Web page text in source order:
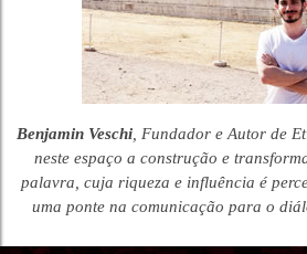
Benjamin Veschi , Fundador e Autor de
neste espaço a construção e
palavra, cuja riqueza e influência é
uma ponte na comunicação para o